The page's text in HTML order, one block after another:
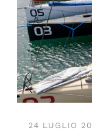
24 LUGLIO